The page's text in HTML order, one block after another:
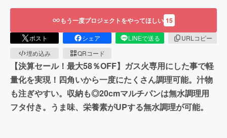
もう一度プロジェクトをやってほしい 15
ポスト シェア LINEで送る
URLコピー
埋め込み
QRコード
【決算セール！最大58％OFF】ガス火専用にした事で軽
量化を実現！四角いから一度にたくさん調理可能。汁物
も注ぎやすい。収納も◎20cmマルチパンは無水調理用
フタ付き。うま味、栄養素がUPする無水調理が可能。